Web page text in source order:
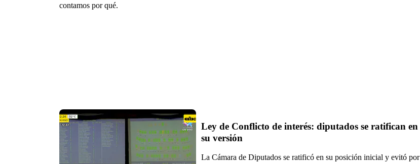
contamos por qué.
Ley de Conflicto de interés: diputados se ratifican en
La Cámara de Diputados se ratificó en su posición inicial y evitó por